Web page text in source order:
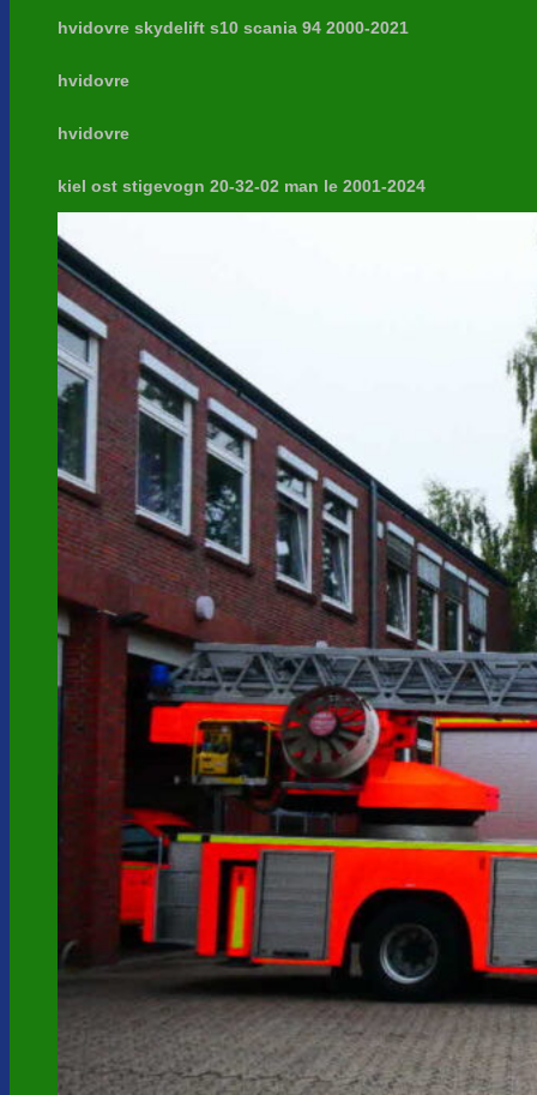
hvidovre skydelift s10 scania 94 2000-2021
hvidovre
hvidovre
kiel ost stigevogn 20-32-02 man le 2001-2024